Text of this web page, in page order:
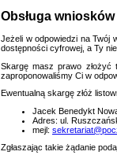
Obsługa
Jeżeli w odpowiedzi na Twój
dostępności cyfrowej, a Ty
Skargę masz prawo
zaproponowaliśmy Ci w
Ewentualną skargę złóż
Jacek Benedykt
Adres: ul.
mejl:
Zgłaszając takie żądanie